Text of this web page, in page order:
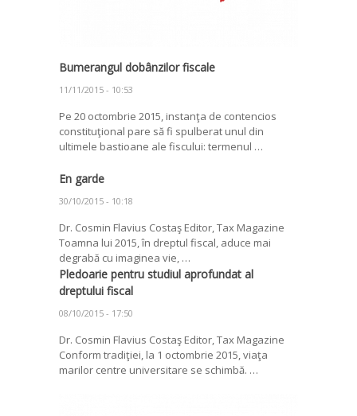
Bumerangul dobânzilor fiscale
11/11/2015 - 10:53
Pe 20 octombrie 2015, instanţa de contencios
constituţional pare să fi spulberat unul din
ultimele bastioane ale fiscului: termenul …
En garde
30/10/2015 - 10:18
Dr. Cosmin Flavius Costaş Editor, Tax Magazine
Toamna lui 2015, în dreptul fiscal, aduce mai
degrabă cu imaginea vie, …
Pledoarie pentru studiul aprofundat al
dreptului fiscal
08/10/2015 - 17:50
Dr. Cosmin Flavius Costaş Editor, Tax Magazine
Conform tradiţiei, la 1 octombrie 2015, viaţa
marilor centre universitare se schimbă. …